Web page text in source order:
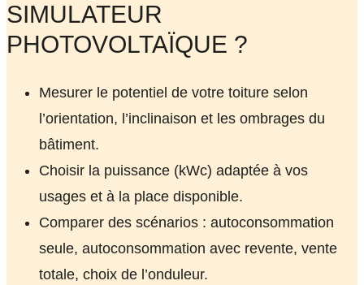
SIMULATEUR
PHOTOVOLTAÏQUE ?
Mesurer le potentiel de votre toiture selon
l’orientation, l’inclinaison et les ombrages du
bâtiment.
Choisir la puissance (kWc) adaptée à vos
usages et à la place disponible.
Comparer des scénarios : autoconsommation
seule, autoconsommation avec revente, vente
totale, choix de l’onduleur.